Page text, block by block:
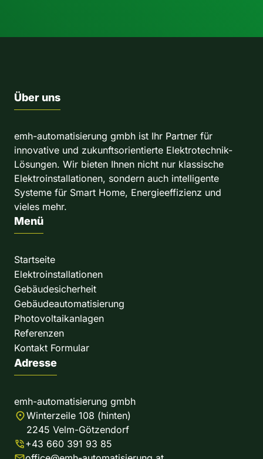
Über uns
emh-automatisierung gmbh ist Ihr Partner für
innovative und zukunftsorientierte Elektrotechnik-
Lösungen. Wir bieten Ihnen nicht nur klassische
Elektroinstallationen, sondern auch intelligente
Systeme für Smart Home, Energieeffizienz und
vieles mehr.
Menü
Startseite
Elektroinstallationen
Gebäudesicherheit
Gebäudeautomatisierung
Photovoltaikanlagen
Referenzen
Kontakt Formular
Adresse
emh-automatisierung gmbh
Winterzeile 108 (hinten)
2245 Velm-Götzendorf
+43 660 391 93 85